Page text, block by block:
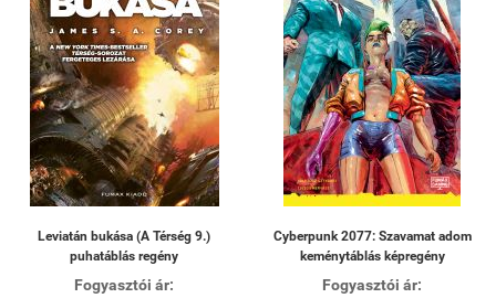
Leviatán bukása (A Térség 9.)
puhatáblás regény
Fogyasztói ár:
Cyberpunk 2077: Szavamat adom
keménytáblás képregény
Fogyasztói ár: